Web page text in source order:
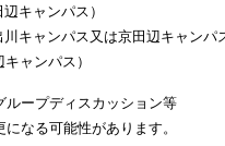
ャンパス）
ンパス又は京田辺キャンパス
ンパス）
ループディスカッション等
なる可能性があります。